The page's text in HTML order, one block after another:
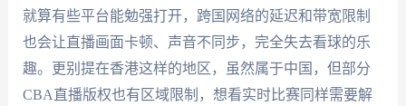
就算有些平台能勉强打开，跨国网络的延迟和带宽限制
也会让直播画面卡顿、声音不同步，完全失去看球的乐
趣。更别提在香港这样的地区，虽然属于中国，但部分
CBA直播版权也有区域限制，想看实时比赛同样需要解